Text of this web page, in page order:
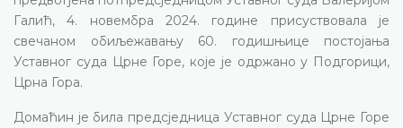
Галић, 4. новембра 2024. године присуствовала је
свечаном обиљежавању 60. годишњице постојања
Уставног суда Црне Горе, које је одржано у Подгорици,
Црна Гора.
Домаћин је била предсједница Уставног суда Црне Горе